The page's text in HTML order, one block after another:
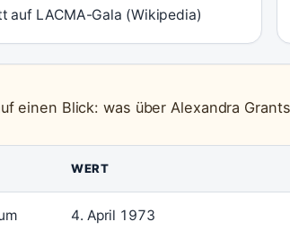
auf LACMA-Gala (Wikipedia)
einen Blick: was über Alexandra
WERT
4. April 1973